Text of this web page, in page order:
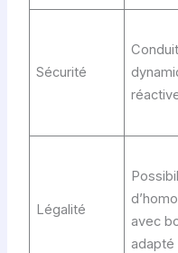
Sécurité
Légalité
avec
adapté